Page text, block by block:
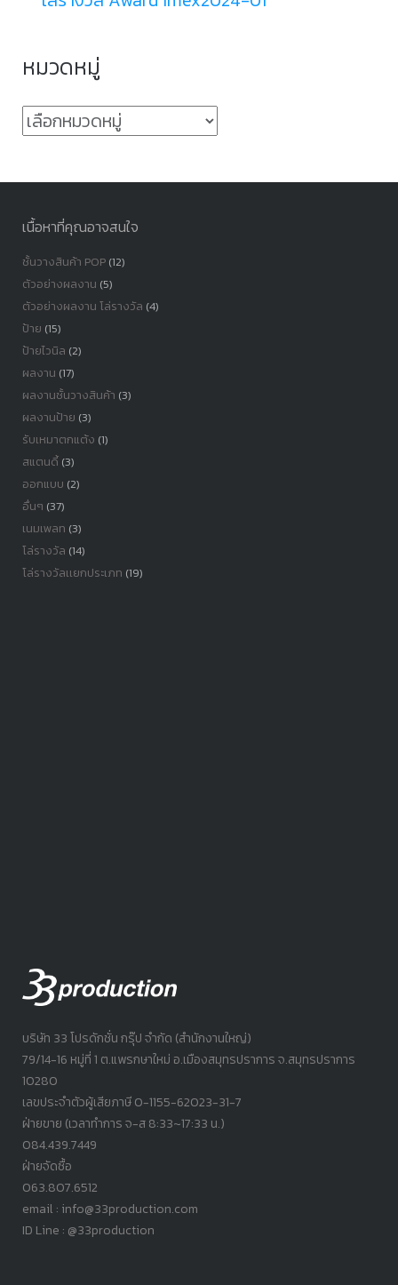
หมวดหมู่
หมวด
เนื้อหาที่คุณอาจสนใจ
ชั้นวางสินค้า POP(12)
ตัวอย่างผลงาน (5)
ตัวอย่างผลงาน โล่รางวัล (4)
ป้าย (15)
ป้ายไวนิล (2)
ผลงาน (17)
ผลงานชั้นวางสินค้า (3)
ผลงานป้าย (3)
รับเหมาตกแต้ง (1)
สแตนดี้(3)
ออกแบบ (2)
อื่นๆ (37)
เนมเพลท (3)
โล่รางวัล (14)
โล่รางวัลเเยกประเภท (19)
บริษัท 33 โปรดักชั่น กรุ๊ป จำกัด (สำนักงานใหญ่)
79/14-16 หมู่ที่ 1 ต.แพรกษาใหม่ อ.เมืองสมุทรปราการ จ.สมุทรปราการ
10280
เลขประจำตัวผู้เสียภาษี 0-1155-62023-31-7
ฝ่ายขาย (เวลาทำการ จ-ส 8:33~17:33 น.)
084.439.7449
ฝ่ายจัดซื้อ
063.807.6512
email : info@33production.com
ID Line : @33production